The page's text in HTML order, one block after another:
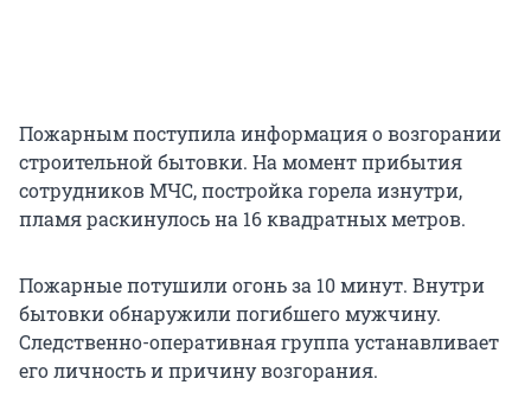
Пожарным поступила информация о возгорании
строительной бытовки. На момент прибытия
сотрудников МЧС, постройка горела изнутри,
пламя раскинулось на 16 квадратных метров.
Пожарные потушили огонь за 10 минут. Внутри
бытовки обнаружили погибшего мужчину.
Следственно-оперативная группа устанавливает
его личность и причину возгорания.